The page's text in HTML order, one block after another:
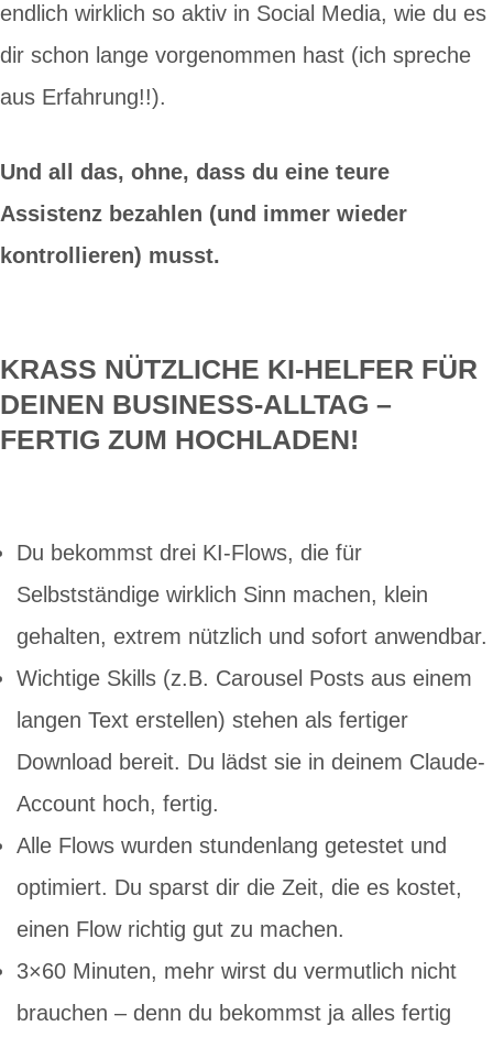
endlich wirklich so aktiv in Social Media, wie du es
dir schon lange vorgenommen hast (ich spreche
aus Erfahrung!!).
Und all das, ohne, dass du eine teure
Assistenz bezahlen (und immer wieder
kontrollieren) musst.
KRASS NÜTZLICHE KI-HELFER FÜR
DEINEN BUSINESS-ALLTAG –
FERTIG ZUM HOCHLADEN!
Du bekommst drei KI-Flows, die für
Selbstständige wirklich Sinn machen, klein
gehalten, extrem nützlich und sofort anwendbar.
Wichtige Skills (z.B. Carousel Posts aus einem
langen Text erstellen) stehen als fertiger
Download bereit. Du lädst sie in deinem Claude-
Account hoch, fertig.
Alle Flows wurden stundenlang getestet und
optimiert. Du sparst dir die Zeit, die es kostet,
einen Flow richtig gut zu machen.
3×60 Minuten, mehr wirst du vermutlich nicht
brauchen – denn du bekommst ja alles fertig